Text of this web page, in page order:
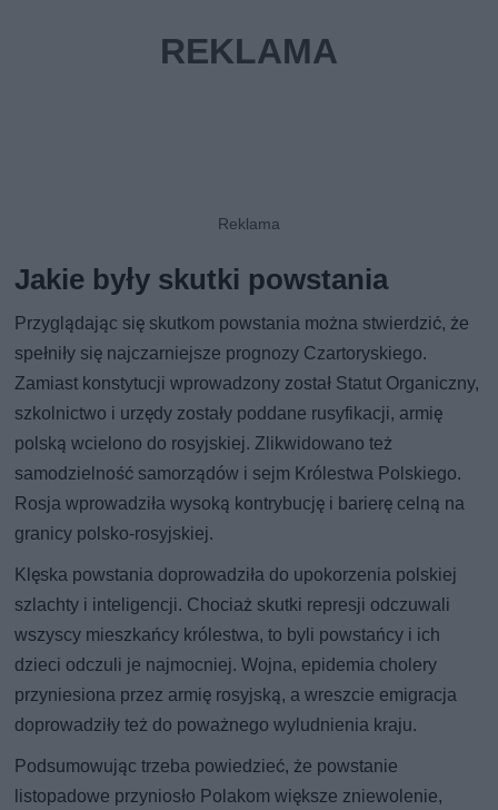
Jakie były skutki powstania
Przyglądając się skutkom powstania można stwierdzić, że
spełniły się najczarniejsze prognozy Czartoryskiego.
Zamiast konstytucji wprowadzony został Statut Organiczny,
szkolnictwo i urzędy zostały poddane rusyfikacji, armię
polską wcielono do rosyjskiej. Zlikwidowano też
samodzielność samorządów i sejm Królestwa Polskiego.
Rosja wprowadziła wysoką kontrybucję i barierę celną na
granicy polsko-rosyjskiej.
Klęska powstania doprowadziła do upokorzenia polskiej
szlachty i inteligencji. Chociaż skutki represji odczuwali
wszyscy mieszkańcy królestwa, to byli powstańcy i ich
dzieci odczuli je najmocniej. Wojna, epidemia cholery
przyniesiona przez armię rosyjską, a wreszcie emigracja
doprowadziły też do poważnego wyludnienia kraju.
Podsumowując trzeba powiedzieć, że powstanie
listopadowe przyniosło Polakom większe zniewolenie,